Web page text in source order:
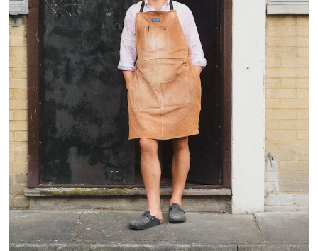
#路地裏てぃーん。 #MONTHLY JOURNAL
#GH 銘品の所以 #フイナムのYouTube
#Commune H #FOCUS IT #AH.H
#ととけん #FASHION #MUSIC #MOVIE
#LIFESTYLE #SNEAKER #OUTDOOR
#SPORTS #HANDSOME HANDBOOK